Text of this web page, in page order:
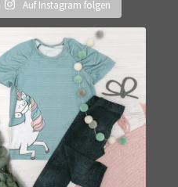
Auf Instagram folgen